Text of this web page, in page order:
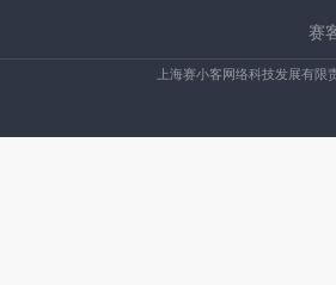
赛
上海赛小客网络科技发展有